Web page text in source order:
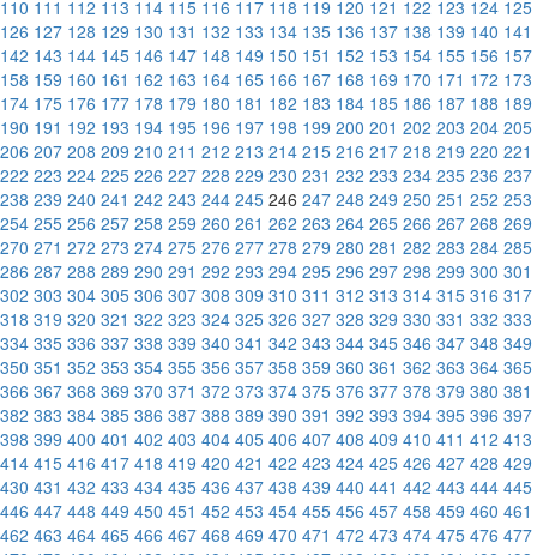
110 111 112 113 114 115 116 117 118 119 120 121 122 123 124 125
126 127 128 129 130 131 132 133 134 135 136 137 138 139 140 141
142 143 144 145 146 147 148 149 150 151 152 153 154 155 156 157
158 159 160 161 162 163 164 165 166 167 168 169 170 171 172 173
174 175 176 177 178 179 180 181 182 183 184 185 186 187 188 189
190 191 192 193 194 195 196 197 198 199 200 201 202 203 204 205
206 207 208 209 210 211 212 213 214 215 216 217 218 219 220 221
222 223 224 225 226 227 228 229 230 231 232 233 234 235 236 237
238 239 240 241 242 243 244 245 246 247 248 249 250 251 252 253
254 255 256 257 258 259 260 261 262 263 264 265 266 267 268 269
270 271 272 273 274 275 276 277 278 279 280 281 282 283 284 285
286 287 288 289 290 291 292 293 294 295 296 297 298 299 300 301
302 303 304 305 306 307 308 309 310 311 312 313 314 315 316 317
318 319 320 321 322 323 324 325 326 327 328 329 330 331 332 333
334 335 336 337 338 339 340 341 342 343 344 345 346 347 348 349
350 351 352 353 354 355 356 357 358 359 360 361 362 363 364 365
366 367 368 369 370 371 372 373 374 375 376 377 378 379 380 381
382 383 384 385 386 387 388 389 390 391 392 393 394 395 396 397
398 399 400 401 402 403 404 405 406 407 408 409 410 411 412 413
414 415 416 417 418 419 420 421 422 423 424 425 426 427 428 429
430 431 432 433 434 435 436 437 438 439 440 441 442 443 444 445
446 447 448 449 450 451 452 453 454 455 456 457 458 459 460 461
462 463 464 465 466 467 468 469 470 471 472 473 474 475 476 477